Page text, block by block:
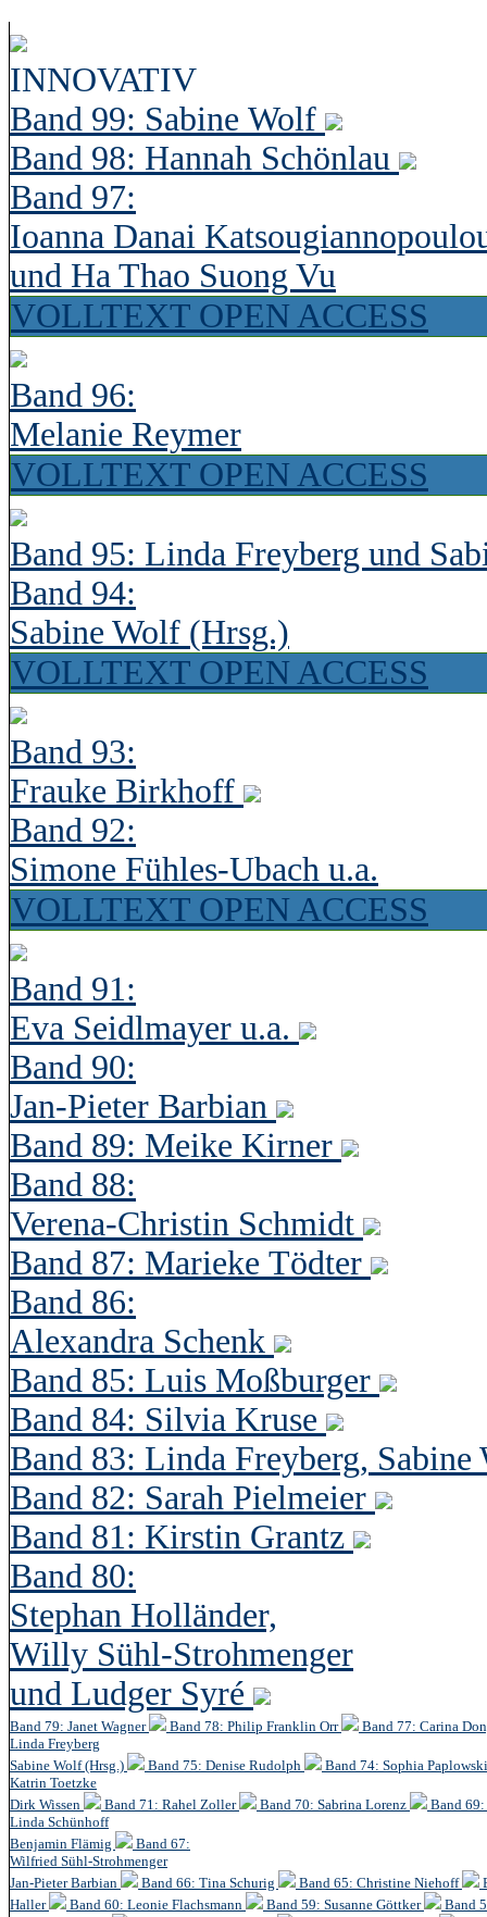
INNOVATIV
Band 99: Sabine Wolf
Band 98: Hannah Schönlau
Band 97:
Ioanna Danai
und Ha Thao Suong Vu
VOLLTEXT OPEN ACCESS
Band 96:
Melanie Reymer
VOLLTEXT OPEN ACCESS
Band 95: Linda Freyberg und
Band 94:
Sabine Wolf (Hrsg.)
VOLLTEXT OPEN ACCESS
Band 93:
Frauke Birkhoff
Band 92:
Simone Fühles-Ubach u.a.
VOLLTEXT OPEN ACCESS
Band 91:
Eva Seidlmayer u.a.
Band 90:
Jan-Pieter Barbian
Band 89: Meike Kirner
Band 88:
Verena-Christin Schmidt
Band 87: Marieke Tödter
Band 86:
Alexandra Schenk
Band 85: Luis Moßburger
Band 84: Silvia Kruse
Band 83: Linda Freyberg,
Band 82: Sarah Pielmeier
Band 81: Kirstin Grantz
Band 80:
Stephan Holländer,
Willy Sühl-Strohmenger
und Ludger Syré
Band 79: Janet Wagner Band 78: Philip Franklin Orr
Band 77: Carina
Linda Freyberg
Sabine Wolf (Hrsg.)
Band 75: Denise Rudolph
Band 74: Sophia
Katrin Toetzke
Dirk Wissen
Band 71: Rahel Zoller Band 70: Sabrina Lorenz
Band
Linda Schünhoff
Benjamin Flämig
Band 67:
Wilfried Sühl-Strohmenger
Jan-Pieter Barbian
Band 66: Tina Schurig Band 65: Christine Niehoff
Haller
Band 60: Leonie Flachsmann Band 59: Susanne Göttker
Band